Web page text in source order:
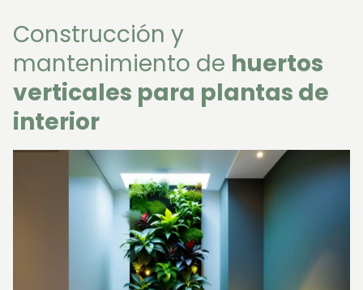
Construcción y
mantenimiento de huertos
verticales para plantas de
interior